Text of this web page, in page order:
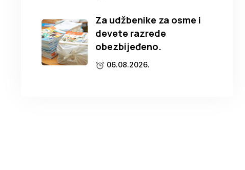
Za udžbenike za osme i
devete razrede
obezbijeđeno.
06.08.2026.